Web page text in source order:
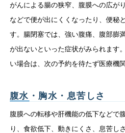
がんによる腸の狭窄、腹膜への広が
などで便が出にくくなったり、便秘
す。腸閉塞では、強い腹痛、腹部膨
が出ないといった症状がみられます
い場合は、次の予約を待たず医療機
腹水・胸水・息苦しさ
腹膜への転移や肝機能の低下などで
り、食欲低下、動きにくさ、息苦し